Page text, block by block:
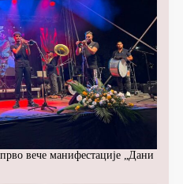
вече манифестације „Дани